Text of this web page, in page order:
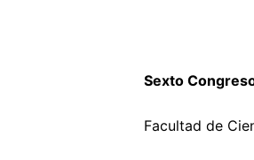
Sexto
Facultad de